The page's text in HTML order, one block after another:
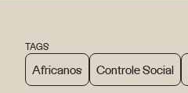
TAGS
Africanos Controle Social